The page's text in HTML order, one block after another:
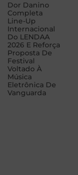
Dor Danino
Completa
Line-Up
Internacional
Do LENDAA
2026 E Reforça
Proposta De
Festival
Voltado À
Música
Eletrônica De
Vanguarda